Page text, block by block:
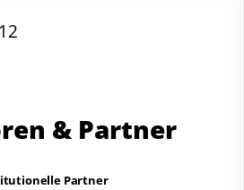
12
& Partner
Partner